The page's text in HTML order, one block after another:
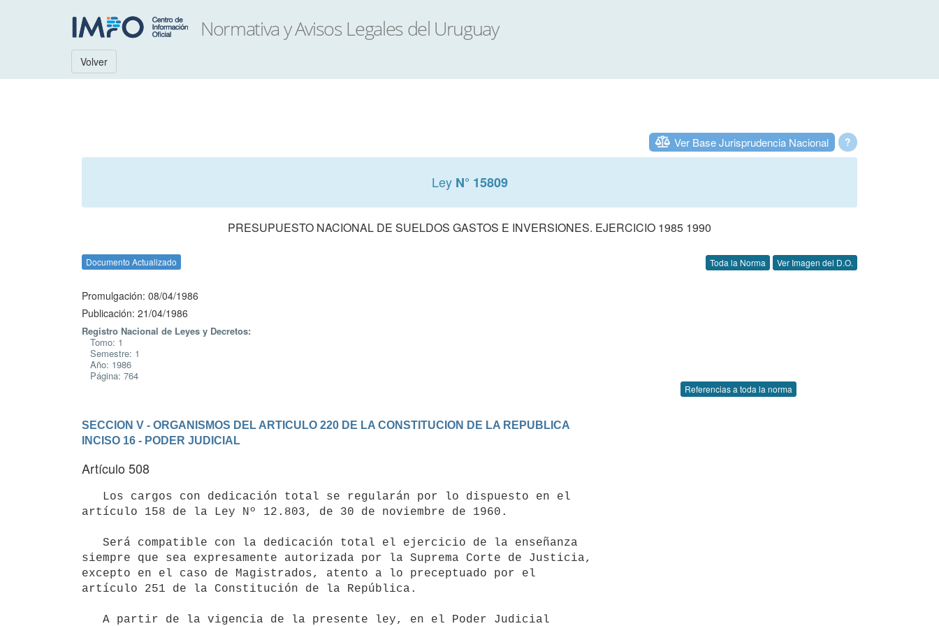
Volver
?
Ver Base Jurisprudencia Nacional
Ley N° 15809
PRESUPUESTO NACIONAL DE SUELDOS GASTOS E INVERSIONES. EJERCICIO 1985 1990
Documento Actualizado Toda la Norma Ver Imagen del D.O.
Promulgación: 08/04/1986
Publicación: 21/04/1986
Registro Nacional de Leyes y Decretos:
Tomo: 1
Semestre: 1
Año: 1986
Página: 764
Referencias a toda la norma
SECCION V - ORGANISMOS DEL ARTICULO 220 DE LA CONSTITUCION DE LA REPUBLICA
INCISO 16 - PODER JUDICIAL
Artículo 508
artículo 158 de la Ley Nº 12.803, de 30 de noviembre de 1960.
siempre que sea expresamente autorizada por la Suprema Corte de Justicia,
excepto en el caso de Magistrados, atento a lo preceptuado por el
artículo 251 de la Constitución de la República.